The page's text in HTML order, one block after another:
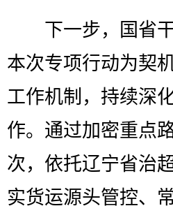
下一步，国省干
本次专项行动为契
工作机制，持续深
作。通过加密重点
次，依托辽宁省治
实货运源头管控、